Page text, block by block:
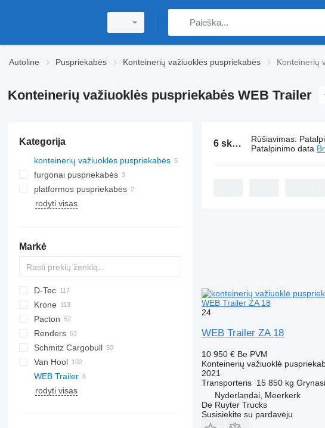
Autoline Puspriekabės Konteinerių važiuoklės puspriekabės Konteinerių
Konteinerių važiuoklės puspriekabės WEB Trailer
Kategorija
konteinerių važiuoklės puspriekabės
furgonai puspriekabės
platformos puspriekabės
rodyti visas
Markė
2 series
3 series
4 series
5 series
ADR
BPO
CCS
D-Tec
CT
FT
EF
Sliding
Stack
ADR
OPL
OPP
SDS
T-series
SB
Krone
SD
SDC
SC
XS
S 24
SW
0-2
0-3
O-3
G-series
SL
S-series
Pacton
ET3
T-series
TXC
Renders
Euro
ROC
Kaiser
Schmitz Cargobull
S-series
SCB
SCF
SPA
CS
SP
Van Hool
A-series
ADR
WEB Trailer
LPRS
NS
38
rodyti visas
6 skelbimai: Konteinerių
Rūšiavimas:
Patalpinimo data
WEB Trailer ZA 18
24
WEB Trailer ZA 18
10 950 € Be PVM
Konteinerių važiuoklė
2021
Transporteris 15 850 kg
Nyderlandai, Meerkerk
De Ruyter Trucks
Susisiekite su pardavėju